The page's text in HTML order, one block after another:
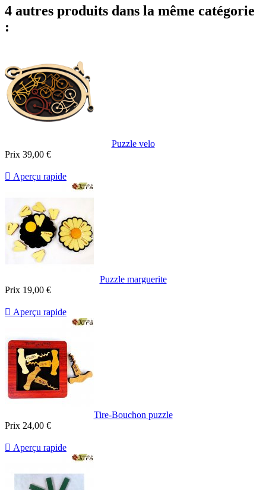
4 autres produits dans la même catégorie
:
Puzzle velo
Prix 39,00 €
 Aperçu rapide
Puzzle marguerite
Prix 19,00 €
 Aperçu rapide
Tire-Bouchon puzzle
Prix 24,00 €
 Aperçu rapide